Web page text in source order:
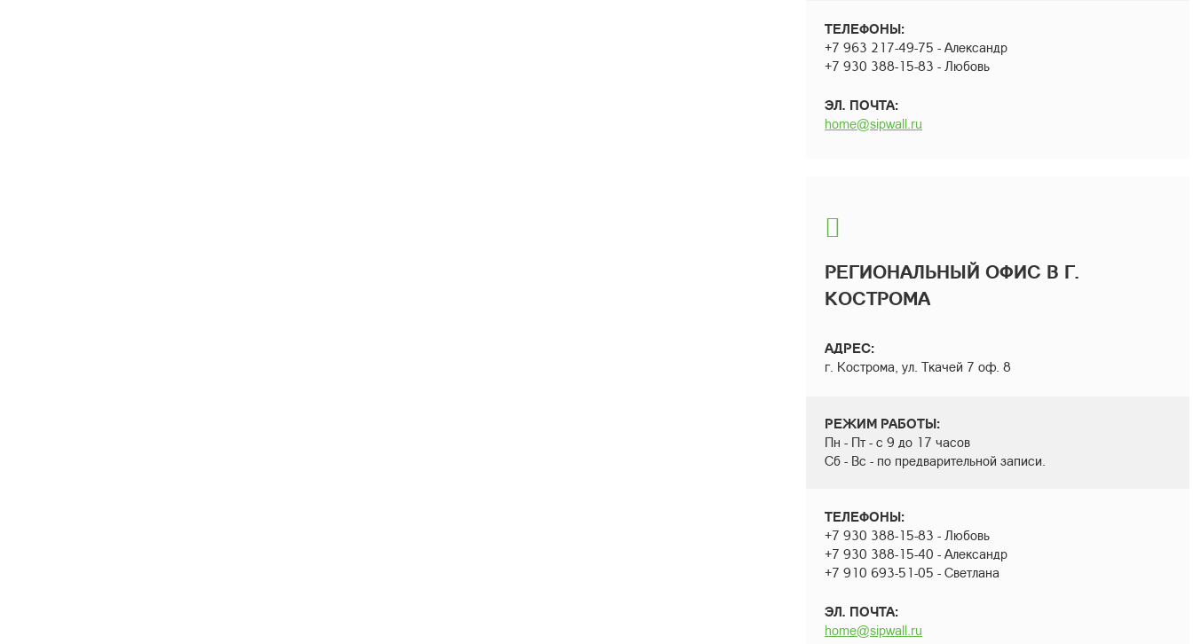
ТЕЛЕФОНЫ:
+7 963 217-49-75 - Александр
+7 930 388-15-83 - Любовь
ЭЛ. ПОЧТА:
home@sipwall.ru
РЕГИОНАЛЬНЫЙ ОФИС В Г.
КОСТРОМА
АДРЕС:
г. Кострома, ул. Ткачей 7 оф. 8
РЕЖИМ РАБОТЫ:
Пн - Пт - с 9 до 17 часов
Сб - Вс - по предварительной записи.
ТЕЛЕФОНЫ:
+7 930 388-15-83 - Любовь
+7 930 388-15-40 - Александр
+7 910 693-51-05 - Светлана
ЭЛ. ПОЧТА:
home@sipwall.ru